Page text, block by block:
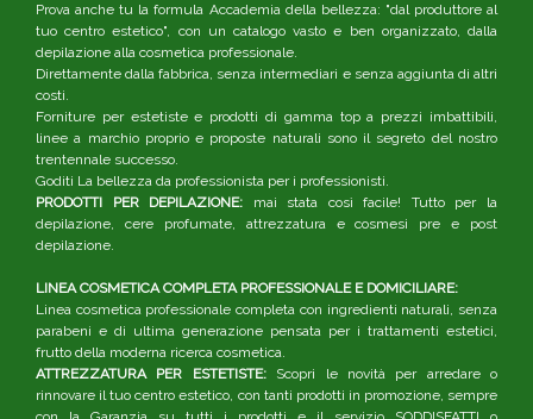
Prova anche tu la formula Accademia della bellezza: "dal produttore al
tuo centro estetico", con un catalogo vasto e ben organizzato, dalla
depilazione alla cosmetica professionale.
Direttamente dalla fabbrica, senza intermediari e senza aggiunta di altri
costi.
Forniture per estetiste e prodotti di gamma top a prezzi imbattibili,
linee a marchio proprio e proposte naturali sono il segreto del nostro
trentennale successo.
Goditi La bellezza da professionista per i professionisti.
PRODOTTI PER DEPILAZIONE: mai stata così facile! Tutto per la
depilazione, cere profumate, attrezzatura e cosmesi pre e post
depilazione.
LINEA COSMETICA COMPLETA PROFESSIONALE E DOMICILIARE:
Linea cosmetica professionale completa con ingredienti naturali, senza
parabeni e di ultima generazione pensata per i trattamenti estetici,
frutto della moderna ricerca cosmetica.
ATTREZZATURA PER ESTETISTE:Scopri le novità per arredare o
rinnovare il tuo centro estetico, con tanti prodotti in promozione, sempre